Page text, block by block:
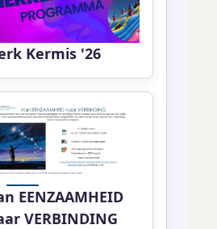
Kermis '26
EENZAAMHEID
VERBINDING